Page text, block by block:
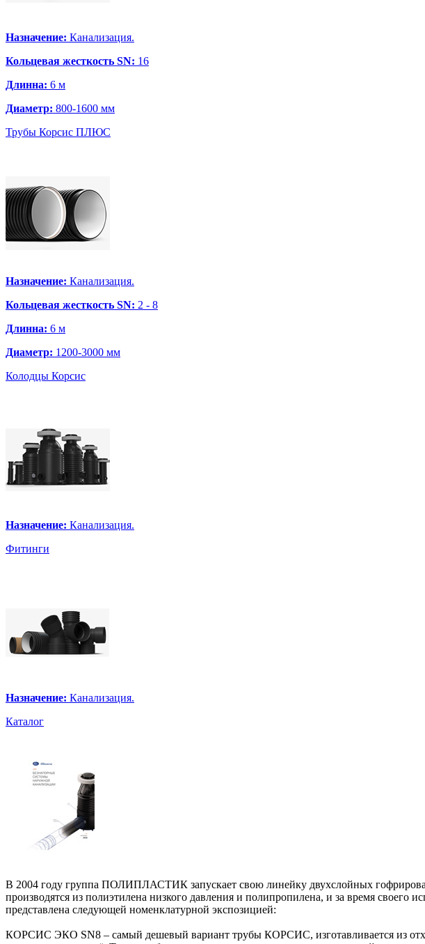
Назначение: Канализация.
Кольцевая жесткость SN: 16
Длинна: 6 м
Диаметр: 800-1600 мм
Трубы Корсис ПЛЮС
Назначение: Канализация.
Кольцевая жесткость SN: 2 - 8
Длинна: 6 м
Диаметр: 1200-3000 мм
Колодцы Корсис
Назначение: Канализация.
Фитинги
Назначение: Канализация.
Каталог
В 2004 году группа ПОЛИПЛАСТИК запускает свою линейку двухслойных
производятся из полиэтилена низкого давления и полипропилена, и за время
представлена следующей номенклатурной экспозицией:
КОРСИС ЭКО SN8 – самый дешевый вариант трубы КОРСИС, изготавливается из